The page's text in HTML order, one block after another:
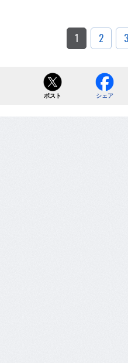
1 2 3
ポスト シェア